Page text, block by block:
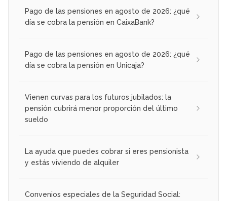
Pago de las pensiones en agosto de 2026: ¿qué
día se cobra la pensión en CaixaBank?
Pago de las pensiones en agosto de 2026: ¿qué
día se cobra la pensión en Unicaja?
Vienen curvas para los futuros jubilados: la
pensión cubrirá menor proporción del último
sueldo
La ayuda que puedes cobrar si eres pensionista
y estás viviendo de alquiler
Convenios especiales de la Seguridad Social: